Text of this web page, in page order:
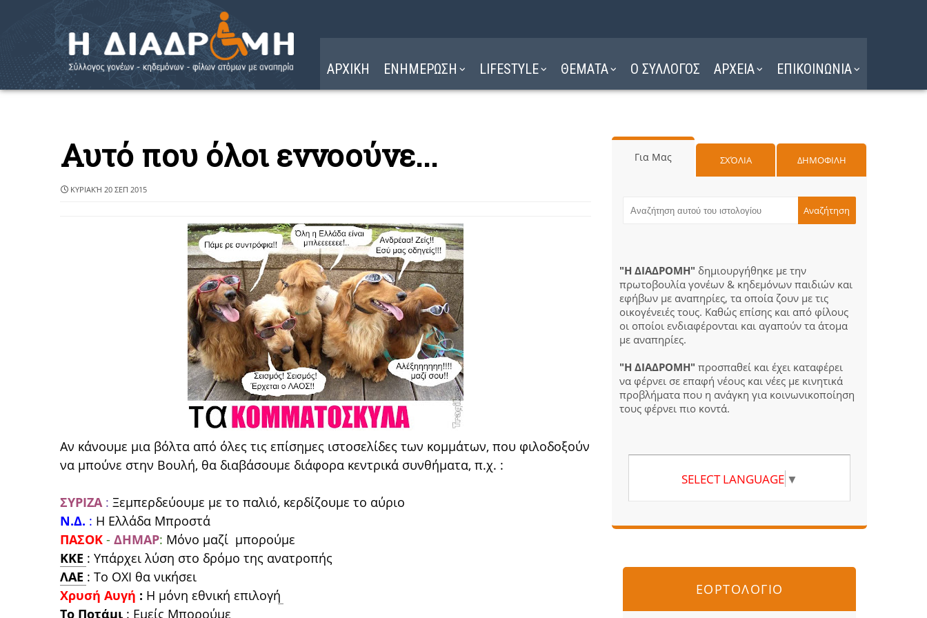
ΑΡΧΙΚΗ ΕΝΗΜΕΡΩΣΗ LIFESTYLE ΘΕΜΑΤΑ Ο ΣΥΛΛΟΓΟΣ ΑΡΧΕΙΑ ΕΠΙΚΟΙΝΩΝΙΑ
Αυτό που όλοι εννοούνε...
ΚΥΡΙΑΚΉ 20 ΣΕΠ 2015
Αν κάνουμε μια βόλτα από όλες τις επίσημες ιστοσελίδες των κομμάτων, που φιλοδοξούν
να μπούνε στην Βουλή, θα διαβάσουμε διάφορα κεντρικά συνθήματα, π.χ. :
ΣΥΡΙΖΑ: Ξεμπερδεύουμε με το παλιό, κερδίζουμε το αύριο
Ν.Δ. : Η Ελλάδα Μπροστά
ΠΑΣΟΚ - ΔΗΜΑΡ: Μόνο μαζί μπορούμε
ΚΚΕ : Υπάρχει λύση στο δρόμο της ανατροπής
ΛΑΕ : Το ΟΧΙ θα νικήσει
Χρυσή Αυγή : Η μόνη εθνική επιλογή
Το Ποτάμι : Εμείς Μπορούμε
Για Μας ΣΧΌΛΙΑ ΔΗΜΟΦΙΛΗ
"Η ΔΙΑΔΡΟΜΗ" δημιουργήθηκε με την
πρωτοβουλία γονέων & κηδεμόνων παιδιών και
εφήβων με αναπηρίες, τα οποία ζουν με τις
οικογένειές τους. Καθώς επίσης και από φίλους
οι οποίοι ενδιαφέρονται και αγαπούν τα άτομα
με αναπηρίες.
"Η ΔΙΑΔΡΟΜΗ" προσπαθεί και έχει καταφέρει
να φέρνει σε επαφή νέους και νέες με κινητικά
προβλήματα που η ανάγκη για κοινωνικοποίηση
τους φέρνει πιο κοντά.
SELECT LANGUAGE ▼
ΕΟΡΤΟΛΟΓΙΟ